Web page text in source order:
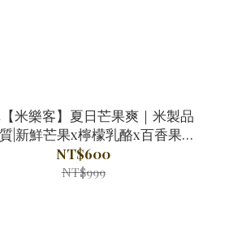
米樂客】夏日芒果爽｜米製品
|新鮮芒果x檸檬乳酪x百香果凍
｜四杯一組
NT$600
NT$999